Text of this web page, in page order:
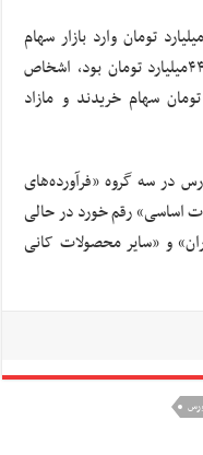
در بورس امروز حقوقی‌ها حدود هزار و ۲۰میلیارد تومان وارد بازار سهام
کردند. ارزش کل معاملات خرد ۱۱هزار و ۴۴۰میلیارد تومان بود، اشخاص
هزار و ۹۲۰میلیارد تومان سهام خریدند و مازاد
در سه گروه «فرآورده‌های
اساسی» رقم خورد در حالی
و «سایر محصولات کانی